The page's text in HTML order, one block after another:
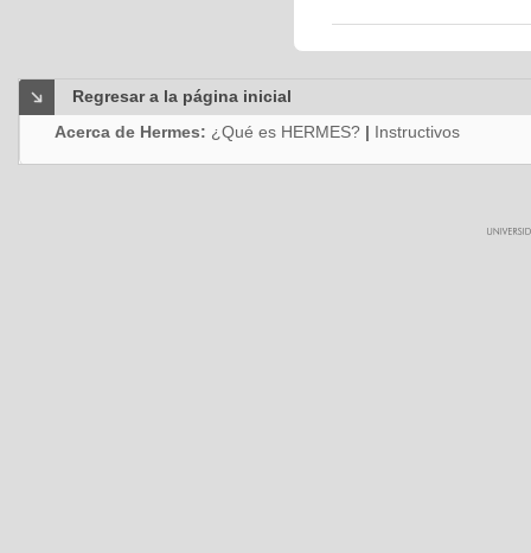
Regresar a la página inicial
Acerca de Hermes: ¿Qué es HERMES? | Instructivos